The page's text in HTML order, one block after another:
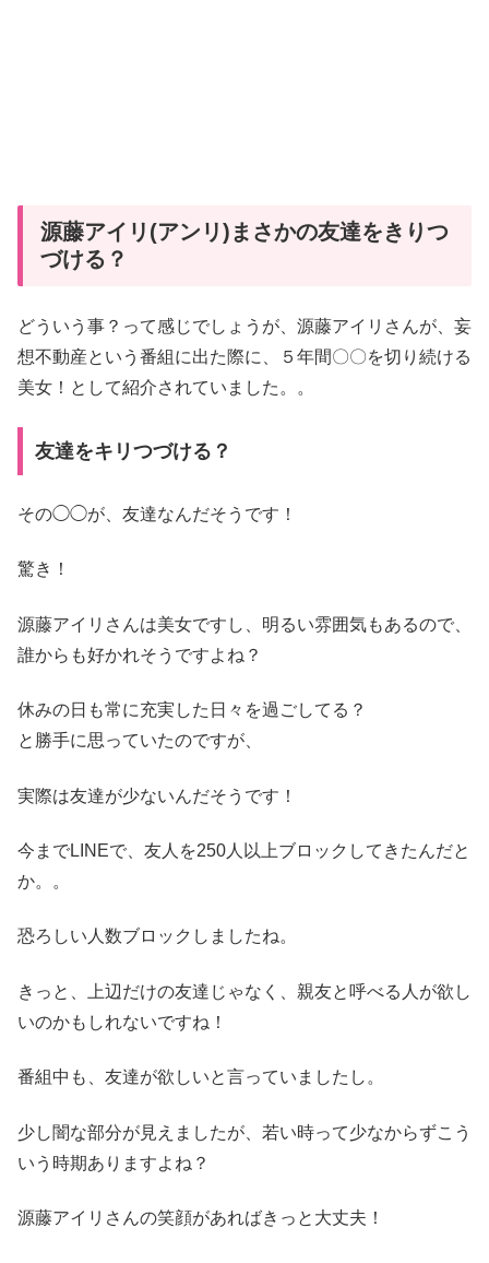
源藤アイリ(アンリ)まさかの友達をきりつ
づける？
どういう事？って感じでしょうが、源藤アイリさんが、妄
想不動産という番組に出た際に、５年間〇〇を切り続ける
美女！として紹介されていました。。
友達をキリつづける？
その◯◯が、友達なんだそうです！
驚き！
源藤アイリさんは美女ですし、明るい雰囲気もあるので、
誰からも好かれそうですよね？
休みの日も常に充実した日々を過ごしてる？
と勝手に思っていたのですが、
実際は友達が少ないんだそうです！
今までLINEで、友人を250人以上ブロックしてきたんだと
か。。
恐ろしい人数ブロックしましたね。
きっと、上辺だけの友達じゃなく、親友と呼べる人が欲し
いのかもしれないですね！
番組中も、友達が欲しいと言っていましたし。
少し闇な部分が見えましたが、若い時って少なからずこう
いう時期ありますよね？
源藤アイリさんの笑顔があればきっと大丈夫！